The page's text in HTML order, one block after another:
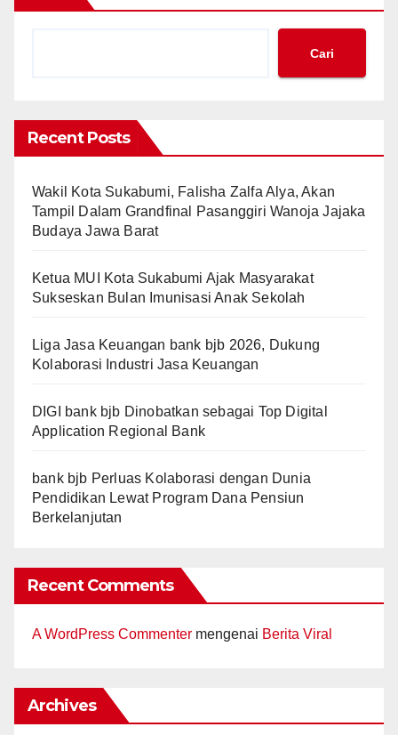
Cari
Recent Posts
Wakil Kota Sukabumi, Falisha Zalfa Alya, Akan
Tampil Dalam Grandfinal Pasanggiri Wanoja Jajaka
Budaya Jawa Barat
Ketua MUI Kota Sukabumi Ajak Masyarakat
Sukseskan Bulan Imunisasi Anak Sekolah
Liga Jasa Keuangan bank bjb 2026, Dukung
Kolaborasi Industri Jasa Keuangan
DIGI bank bjb Dinobatkan sebagai Top Digital
Application Regional Bank
bank bjb Perluas Kolaborasi dengan Dunia
Pendidikan Lewat Program Dana Pensiun
Berkelanjutan
Recent Comments
A WordPress Commenter mengenai Berita Viral
Archives